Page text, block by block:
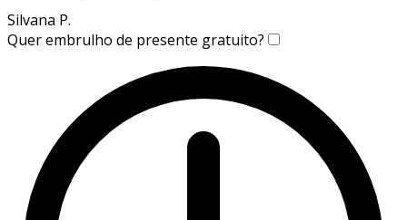
Silvana P.
Quer embrulho de presente gratuito?